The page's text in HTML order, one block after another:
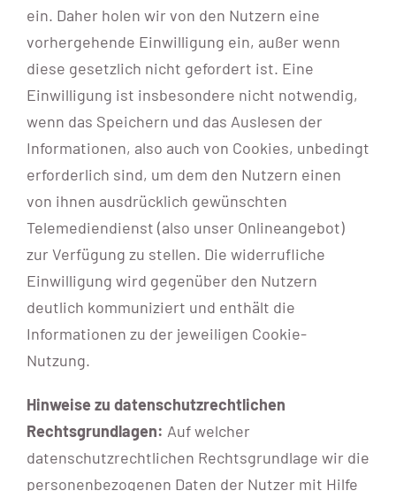
ein. Daher holen wir von den Nutzern eine
vorhergehende Einwilligung ein, außer wenn
diese gesetzlich nicht gefordert ist. Eine
Einwilligung ist insbesondere nicht notwendig,
wenn das Speichern und das Auslesen der
Informationen, also auch von Cookies, unbedingt
erforderlich sind, um dem den Nutzern einen
von ihnen ausdrücklich gewünschten
Telemediendienst (also unser Onlineangebot)
zur Verfügung zu stellen. Die widerrufliche
Einwilligung wird gegenüber den Nutzern
deutlich kommuniziert und enthält die
Informationen zu der jeweiligen Cookie-
Nutzung.
Hinweise zu datenschutzrechtlichen
Rechtsgrundlagen: Auf welcher
datenschutzrechtlichen Rechtsgrundlage wir die
personenbezogenen Daten der Nutzer mit Hilfe